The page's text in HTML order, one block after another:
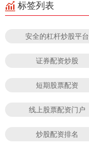
标签列表
安全的杠杆炒股平台
证券配资炒股
短期股票配资
线上股票配资门户
炒股配资排名